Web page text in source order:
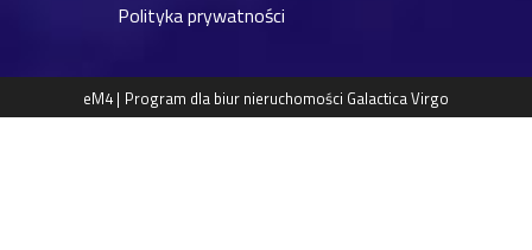
Polityka prywatności
eM4 | Program dla biur nieruchomości Galactica Virgo